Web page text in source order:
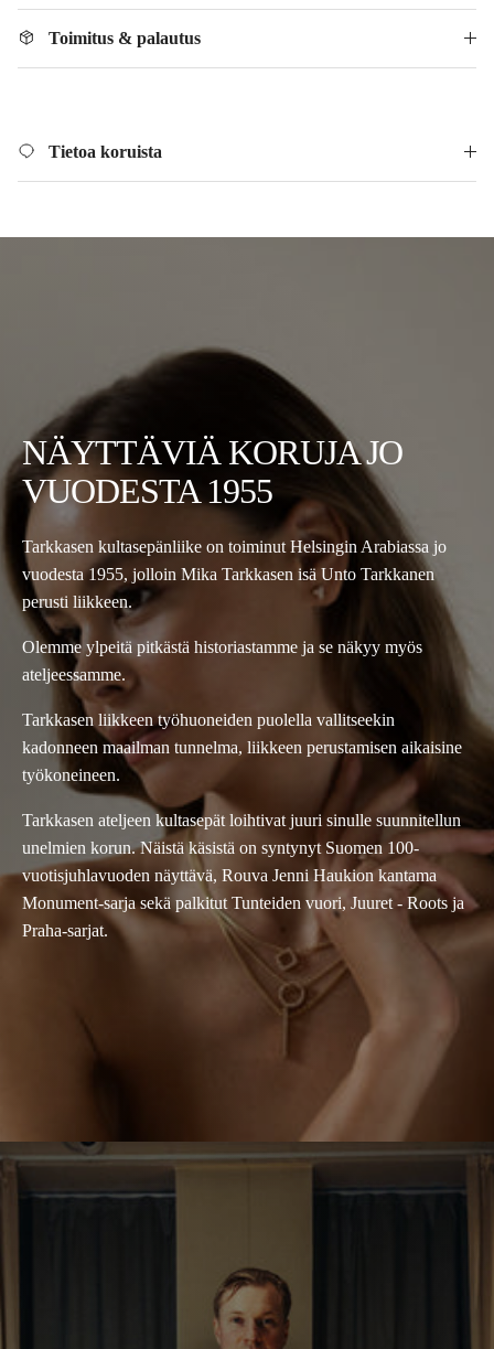
Toimitus & palautus
Tietoa koruista
NÄYTTÄVIÄ KORUJA JO
VUODESTA 1955
Tarkkasen kultasepänliike on toiminut Helsingin Arabiassa jo
vuodesta 1955, jolloin Mika Tarkkasen isä Unto Tarkkanen
perusti liikkeen.
Olemme ylpeitä pitkästä historiastamme ja se näkyy myös
ateljeessamme.
Tarkkasen liikkeen työhuoneiden puolella vallitseekin
kadonneen maailman tunnelma, liikkeen perustamisen aikaisine
työkoneineen.
Tarkkasen ateljeen kultasepät loihtivat juuri sinulle suunnitellun
unelmien korun. Näistä käsistä on syntynyt Suomen 100-
vuotisjuhlavuoden näyttävä, Rouva Jenni Haukion kantama
Monument-sarja sekä palkitut Tunteiden vuori, Juuret - Roots ja
Praha-sarjat.